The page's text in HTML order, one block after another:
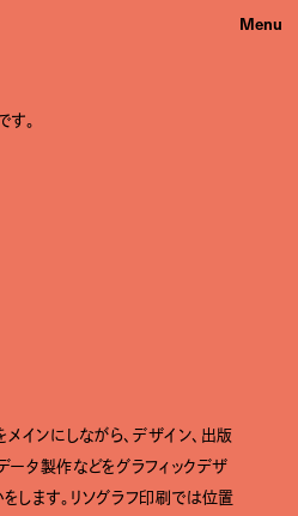
す。
メインにしながら、デザイン、出版
ータ製作などをグラフィックデザ
します。リソグラフ印刷では位置